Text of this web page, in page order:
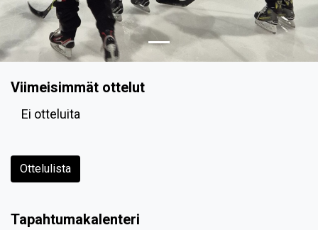
Viimeisimmät ottelut
Ei otteluita
Ottelulista
Tapahtumakalenteri